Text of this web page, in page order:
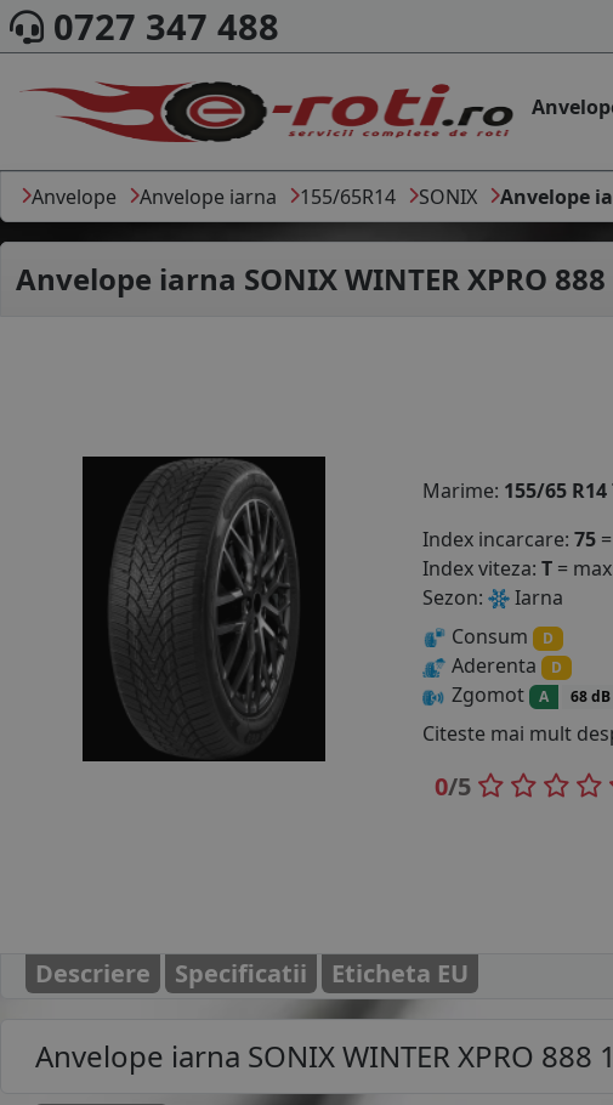
0727 347 488
Anvelope Anvelope iarna 155/65R14 SONIX Anvelope
Anvelope iarna SONIX WINTER XPRO
Marime: 155/65 R14
Index incarcare: 75
Index viteza: T =
Sezon:
Iarna
Consum
D
Aderenta D
Zgomot A 68 dB
Citeste mai mult
0/5
Descriere Specificatii Eticheta EU
Anvelope iarna SONIX WINTER XPRO 888